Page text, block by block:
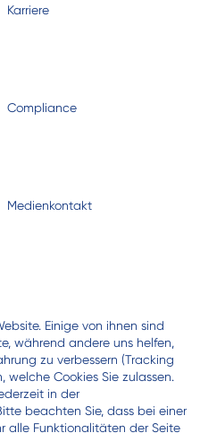
Karriere
Compliance
Medienkontakt
Einige von ihnen sind
während andere uns helfen,
zu verbessern (Tracking
welche Cookies Sie zulassen.
in der
beachten Sie, dass bei einer
alle Funktionalitäten der Seite